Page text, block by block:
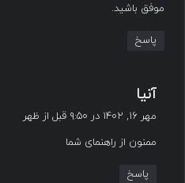
موفق باشید.
پاسخ
آنیا
ف
:
مهر ۱۶, ۱۴۰۲ در ۹:۵۰ قبل از ظهر
ممنون از راهنمای شما
پاسخ